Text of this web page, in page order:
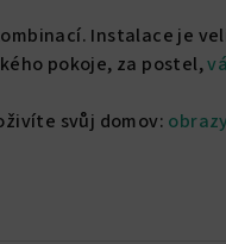
Instalace je
pokoje, za postel,
svůj domov: obrazy